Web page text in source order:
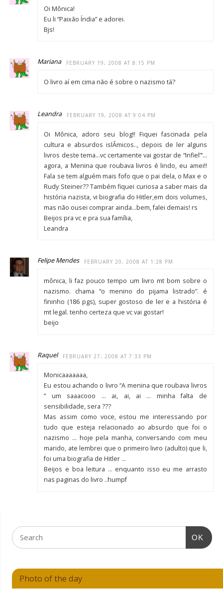
Oi Mônica!
Eu li “Paixão Índia” e adorei.
Bjs!
Mariana FEBRUARY 19, 2008 AT 8:15 PM
O livro aí em cima não é sobre o nazismo tá?
Leandra FEBRUARY 19, 2008 AT 9:04 PM
Oi Mônica, adoro seu blog!! Fiquei fascinada pela
cultura e absurdos islÂmicos.., depois de ler alguns
livros deste tema…vc certamente vai gostar de “Infiel”‘…
agora, a Menina que roubava livros é lindo, eu amei!!
Fala se tem alguém mais fofo que o pai dela, o Max e o
Rudy Steiner?? Também fiquei curiosa a saber mais da
história nazista, vi biografia do Hitler,em dois volumes,
mas não ousei comprar ainda…bem, falei demais! rs
Beijos pra vc e pra sua família,
Leandra
Felipe Mendes FEBRUARY 20, 2008 AT 1:28 PM
mônica, li faz pouco tempo um livro mt bom sobre o
nazismo. chama “o menino do pijama listrado”. é
fininho (186 pgs), super gostoso de ler e a história é
mt legal. tenho certeza que vc vai gostar!
beijo
Raquel FEBRUARY 27, 2008 AT 7:33 PM
Monicaaaaaaa,
Eu estou achando o livro “A menina que roubava livros
” um saaacooo … ai, ai, ai … minha falta de
sensibilidade, sera ???
Mas assim como voce, estou me interessando por
tudo que esteja relacionado ao absurdo que foi o
nazismo … hoje pela manha, conversando com meu
marido, ate lembrei que o primeiro livro (adulto) que li,
foi uma biografia de Hitler …
Beijos e boa leitura … enquanto isso eu me arrasto
nas paginas do livro ..humpf
OK
Photo of the day